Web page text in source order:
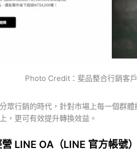
Photo Credit：斐品整合行銷客
眾行銷的時代，針對市場上每一個群
，更可有效提升轉換效益。
營 LINE OA（LINE 官方帳號